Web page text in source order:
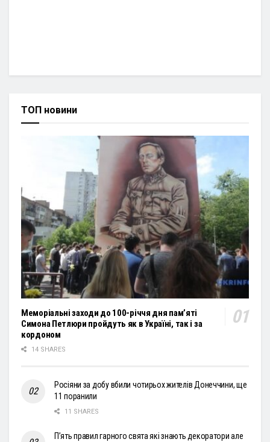
ТОП новини
Меморіальні заходи до 100-річчя дня пам’яті
Симона Петлюри пройдуть як в Україні, так і за
кордоном
14 SHARES
Росіяни за добу вбили чотирьох жителів Донеччини, ще
11 поранили
11 SHARES
П’ять правил гарного свята які знають декоратори але